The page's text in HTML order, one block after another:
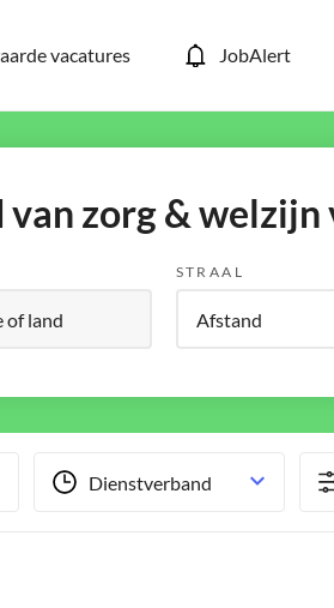
vacatures JobAlert
zorg & welzijn
STRAAL
Dienstverband